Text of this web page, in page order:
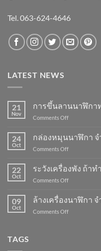
Tel. 063-624-4646
LATEST NEWS
21
Nov
การขึ้นลานนาฬิกาท
Comments Offon
ลาน
นาฬิกา
ยัง
24
Oct
กล่องหมุนนาฬิกา จ
Comments Offon
หมุน
นาฬิกา
จำเป็น
!?
22
Oct
ระวังเครื่องพัง ถ้าท
Comments Offon
เครื่อง
พัง
ถ้า
09
Oct
ล้างเครื่องนาฬิกา จ
Comments Offon
TAGS